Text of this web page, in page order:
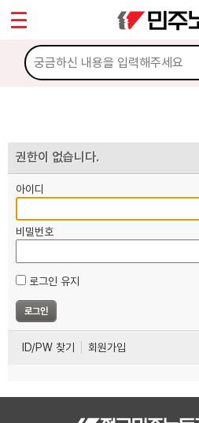
권한이 없습니다.
아이디
비밀번호
로그인 유지
ID/PW 찾기 회원가입
마이페이지
소개
노동상담
자료
부설기관
업무